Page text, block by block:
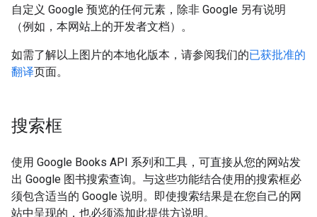
自定义 Google 预览的任何元素，除非 Google 另有说明
（例如，本网站上的开发者文档）。
如需了解以上图片的本地化版本，请参阅我们的已获批准的
翻译页面。
搜索框
使用 Google Books API 系列和工具，可直接从您的网站发
出 Google 图书搜索查询。与这些功能结合使用的搜索框必
须包含适当的 Google 说明。即使搜索结果是在您自己的网
站中呈现的，也必须添加此提供方说明。